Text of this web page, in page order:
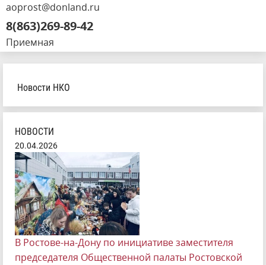
aoprost@donland.ru
8(863)269-89-42
Приемная
Новости НКО
НОВОСТИ
20.04.2026
В Ростове-на-Дону по инициативе заместителя
председателя Общественной палаты Ростовской